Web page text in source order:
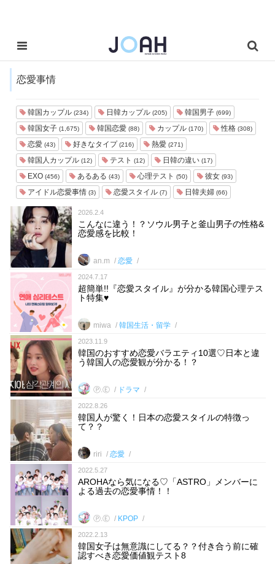
恋愛事情
韓国カップル (234) 日韓カップル (205) 韓国男子 (699)
韓国女子 (1,675) 韓国恋愛 (88) カップル (170) 性格 (308)
恋愛 (43) 好きなタイプ(216) 熱愛 (271)
韓国人カップル (12) テスト (12) 日韓の違い (17)
EXO (456) あるある (43) 心理テスト (50) 彼女 (93)
アイドル恋愛事情 (3) 恋愛スタイル (7) 日韓夫婦 (66)
2026.2.4
こんなに違う！？ソウル男子と釜山男子の性格&
恋愛感を比較！
an.m 恋愛
2024.7.17
超簡単!!『恋愛スタイル』が分かる韓国心理テス
ト特集♥
miwa 韓国生活・留学
2023.11.9
韓国のおすすめ恋愛バラエティ10選♡日本と違
う韓国人の恋愛観が分かる！？
Ⓟ.Ⓔ ドラマ
2022.8.26
韓国人が驚く！日本の恋愛スタイルの特徴っ
て？？
riri 恋愛
2022.5.27
AROHAなら気になる♡「ASTRO」メンバーに
よる過去の恋愛事情！！
Ⓟ.Ⓔ KPOP
2022.2.13
韓国女子は無意識にしてる？？付き合う前に確
認すべき恋愛価値観テスト8